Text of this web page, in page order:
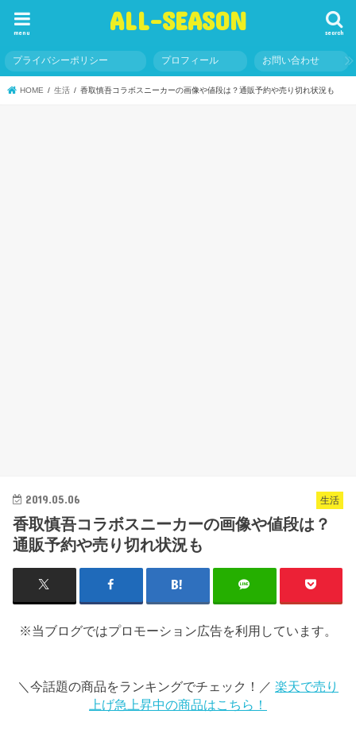
ALL-SEASON search
menu
プライバシーポリシー プロフィール お問い合わせ
HOME 生活 香取慎吾コラボスニーカーの画像や値段は？通販予約や売り切れ状況も
生活
2019.05.06
香取慎吾コラボスニーカーの画像や値段は？
通販予約や売り切れ状況も
※当ブログではプロモーション広告を利用しています。
＼今話題の商品をランキングでチェック！／ 楽天で売り
上げ急上昇中の商品はこちら！